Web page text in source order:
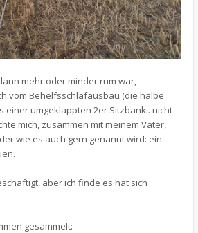
mehr oder minder rum war,
vom Behelfsschlafausbau (die halbe
einer umgeklappten 2er Sitzbank.. nicht
mich, zusammen mit meinem Vater,
wie es auch gern genannt wird: ein
aber ich finde es hat sich
gesammelt: